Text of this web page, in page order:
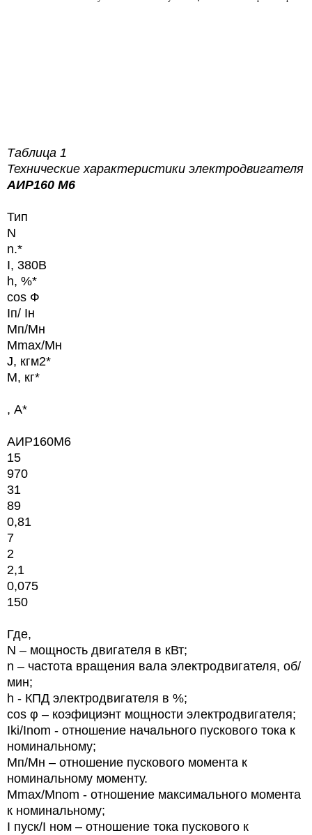
Таблица 1
Технические характеристики электродвигателя
АИР160 М6
Тип
N
n.*
I, 380В
h, %*
cos Ф
Iп/ Iн
Мп/Мн
Мmax/Мн
J, кгм2*
M, кг*
, А*
АИР160М6
15
970
31
89
0,81
7
2
2,1
0,075
150
Где,
N – мощность двигателя в кВт;
n – частота вращения вала электродвигателя, об/
мин;
h - КПД электродвигателя в %;
cos φ – коэфициэнт мощности электродвигателя;
Iki/Inom - отношение начального пускового тока к
номинальному;
Мп/Мн – отношение пускового момента к
номинальному моменту.
Mmax/Mnom - отношение максимального момента
к номинальному;
I пуск/I ном – отношение тока пускового к